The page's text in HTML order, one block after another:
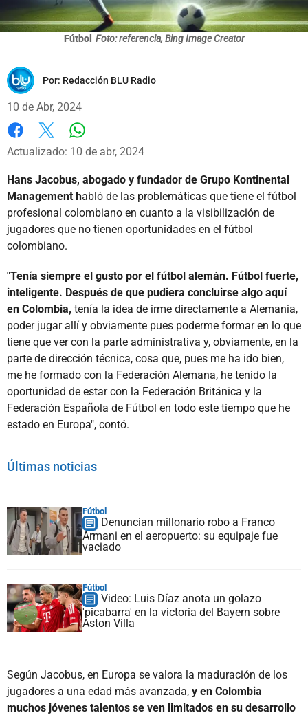
Fútbol Foto: referencia, Bing Image Creator
Por: Redacción BLU Radio
10 de Abr, 2024
Facebook
X
Actualizado: 10 de abr, 2024
Hans Jacobus, abogado y fundador de Grupo Kontinental
Management habló de las problemáticas que tiene el fútbol
profesional colombiano en cuanto a la visibilización de
jugadores que no tienen oportunidades en el fútbol
colombiano.
"Tenía siempre el gusto por el fútbol alemán. Fútbol fuerte,
inteligente. Después de que pudiera concluirse algo aquí
en Colombia, tenía la idea de irme directamente a Alemania,
poder jugar allí y obviamente pues poderme formar en lo que
tiene que ver con la parte administrativa y, obviamente, en la
parte de dirección técnica, cosa que, pues me ha ido bien,
me he formado con la Federación Alemana, he tenido la
oportunidad de estar con la Federación Británica y la
Federación Española de Fútbol en todo este tiempo que he
estado en Europa", contó.
Últimas noticias
Fútbol
Denuncian millonario robo a Franco
Armani en el aeropuerto: su equipaje fue
vaciado
Fútbol
Video: Luis Díaz anota un golazo
'picabarra' en la victoria del Bayern sobre
Aston Villa
Según Jacobus, en Europa se valora la maduración de los
jugadores a una edad más avanzada, y en Colombia
muchos jóvenes talentos se ven limitados en su desarrollo